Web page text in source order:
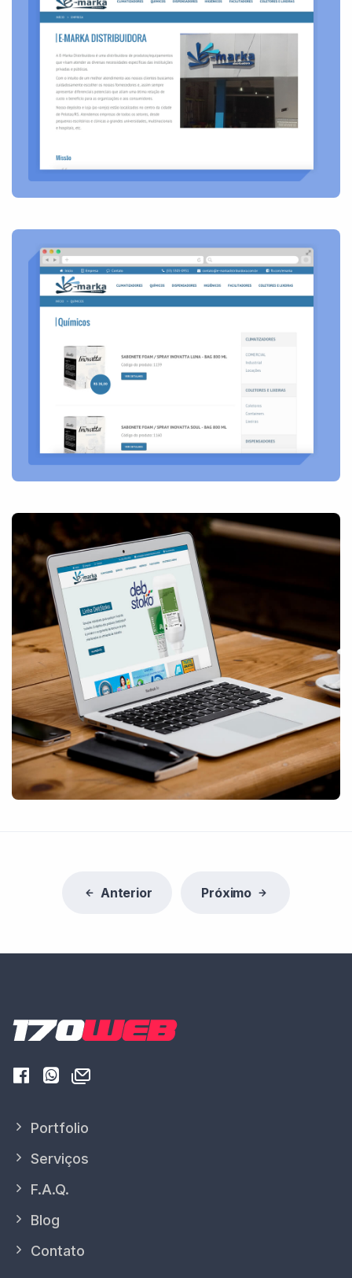
Anterior Próximo
Portfolio
Serviços
F.A.Q.
Blog
Contato